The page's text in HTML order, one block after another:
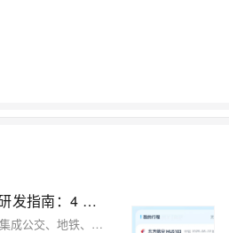
支付宝 AI 出行助手高效研发指南：4 人团队的架构迁移与提效实战
支付宝「AI 出行助手」是一款集成公交、地铁、火车票、机票、打车等多项功能的智能出行产品。